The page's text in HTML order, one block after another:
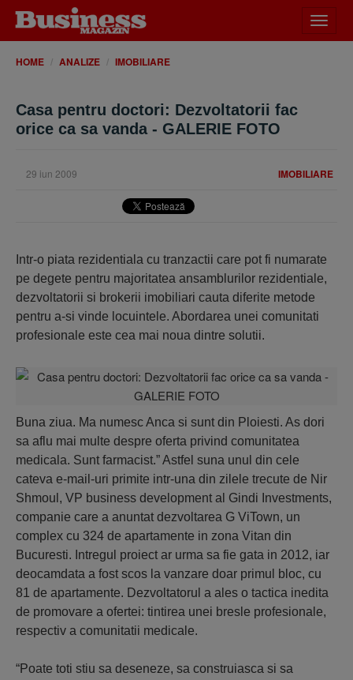
meniu
HOME ANALIZE IMOBILIARE
Casa pentru doctori: Dezvoltatorii fac
orice ca sa vanda - GALERIE FOTO
IMOBILIARE
29 iun 2009
Intr-o piata rezidentiala cu tranzactii care pot fi numarate
pe degete pentru majoritatea ansamblurilor rezidentiale,
dezvoltatorii si brokerii imobiliari cauta diferite metode
pentru a-si vinde locuintele. Abordarea unei comunitati
profesionale este cea mai noua dintre solutii.
Buna ziua. Ma numesc Anca si sunt din Ploiesti. As dori
sa aflu mai multe despre oferta privind comunitatea
medicala. Sunt farmacist.” Astfel suna unul din cele
cateva e-mail-uri primite intr-una din zilele trecute de Nir
Shmoul, VP business development al Gindi Investments,
companie care a anuntat dezvoltarea G ViTown, un
complex cu 324 de apartamente in zona Vitan din
Bucuresti. Intregul proiect ar urma sa fie gata in 2012, iar
deocamdata a fost scos la vanzare doar primul bloc, cu
81 de apartamente. Dezvoltatorul a ales o tactica inedita
de promovare a ofertei: tintirea unei bresle profesionale,
respectiv a comunitatii medicale.
“Poate toti stiu sa deseneze, sa construiasca si sa